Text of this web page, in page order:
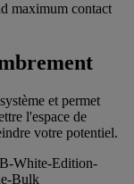
maximum contact
et permet
l'espace de
votre potentiel.